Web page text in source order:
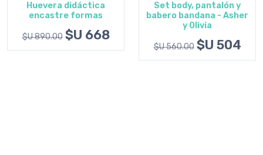
Huevera didáctica
encastre formas
$U 890.00 $U 668
Set body, pantalón y
babero bandana - Asher
y Olivia
$U 560.00 $U 504